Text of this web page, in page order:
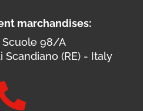
marchandises:
Scuole 98/A
Scandiano (RE) - Italy